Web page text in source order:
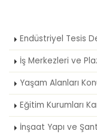
Endüstriyel Tesis
İş Merkezleri ve
Yaşam Alanları
Eğitim Kurumları
İnşaat Yapı ve